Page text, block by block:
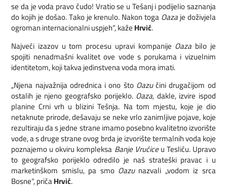
se da je voda pravo čudo! Vratio se u Tešanj i podijelio saznanja
do kojih je došao. Tako je krenulo. Nakon togaOazaje doživjela
ogroman internacionalni uspjeh“, kažeHrvić.
Najveći izazov u tom procesu upravi kompanije Oaza bilo je
spojiti nenadmašni kvalitet ove vode s porukama i vizuelnim
identitetom, koji takva jedinstvena voda mora imati.
„Njena najvažnija odrednica i ono što Oazučini drugačijom od
ostalih je njeno geografsko porijeklo. Oaza, dakle, izvire ispod
planine Crni vrh u blizini Tešnja. Na tom mjestu, koje je dio
netaknute prirode, dešavaju se neke vrlo zanimljive pojave, koje
rezultiraju da s jedne strane imamo posebno kvalitetno izvorište
vode, a s druge strane ovog brda je izvorište termalnih voda koje
poznajemo u okviru kompleksa Banje Vrućiceu Tesliću. Upravo
to geografsko porijeklo odredilo je naš strateški pravac i u
marketinškom smislu, pa smo Oazunazvali „vodom iz srca
Bosne“, pričaHrvić.